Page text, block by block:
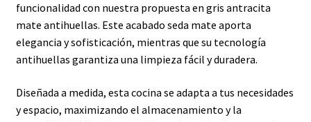
funcionalidad con nuestra propuesta en gris antracita
mate antihuellas. Este acabado seda mate aporta
elegancia y sofisticación, mientras que su tecnología
antihuellas garantiza una limpieza fácil y duradera.
Diseñada a medida, esta cocina se adapta a tus necesidades
y espacio, maximizando el almacenamiento y la